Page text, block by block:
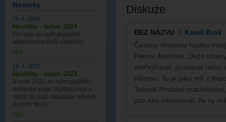
Diskuze
BEZ NÁZVU Kamil Brož
Českou filmovou hudbu
Petrov, Koníček, Dežo
zveřejňovat, prodávat nebo
ničemu. To je jako mít v
Takové Pražské
jste nás informoval, že vy
Novinky
19. 1. 2024
Novinky - leden 2024
Po roce se opět podařilo
aktualizovat naší databázi.
více
19. 1. 2023
Novinky - leden 2023
V roce 2022 se nám podařilo
dohledat popř. digitalizovat a
vložit do naší databáze několik
dalších titulů.
více